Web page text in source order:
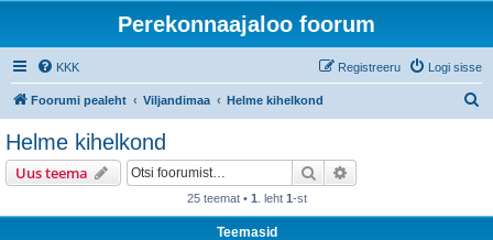
Perekonnaajaloo foorum
KKK Logi sisse
Registreeru
Foorumi pealeht Viljandimaa Helme kihelkond
Helme kihelkond
Uus teema Otsi
25 teemat • 1 . leht 1-st
Teemasid